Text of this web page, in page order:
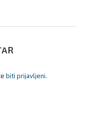
biti prijavljeni.